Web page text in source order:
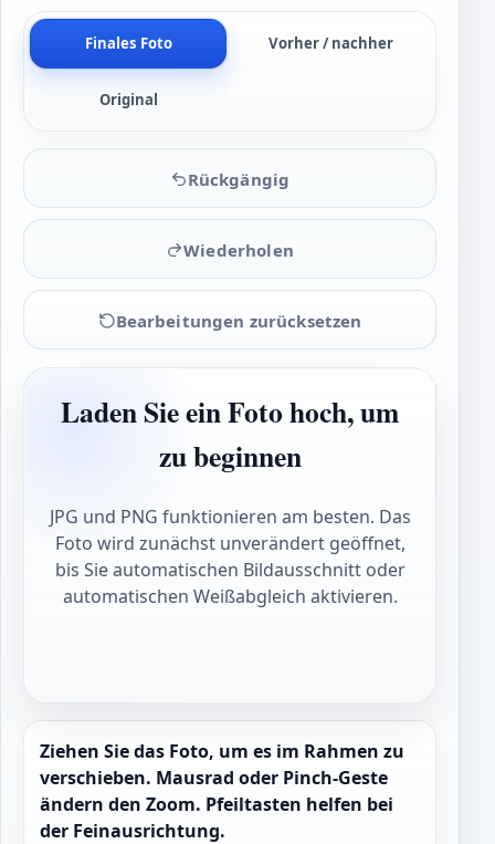
Finales Foto Vorher / nachher
Original
Rückgängig
Wiederholen
Bearbeitungen zurücksetzen
Laden Sie ein Foto hoch, um
zu beginnen
JPG und PNG funktionieren am besten. Das
Foto wird zunächst unverändert geöffnet,
bis Sie automatischen Bildausschnitt oder
automatischen Weißabgleich aktivieren.
Ziehen Sie das Foto, um es im Rahmen zu
verschieben. Mausrad oder Pinch-Geste
ändern den Zoom. Pfeiltasten helfen bei
der Feinausrichtung.